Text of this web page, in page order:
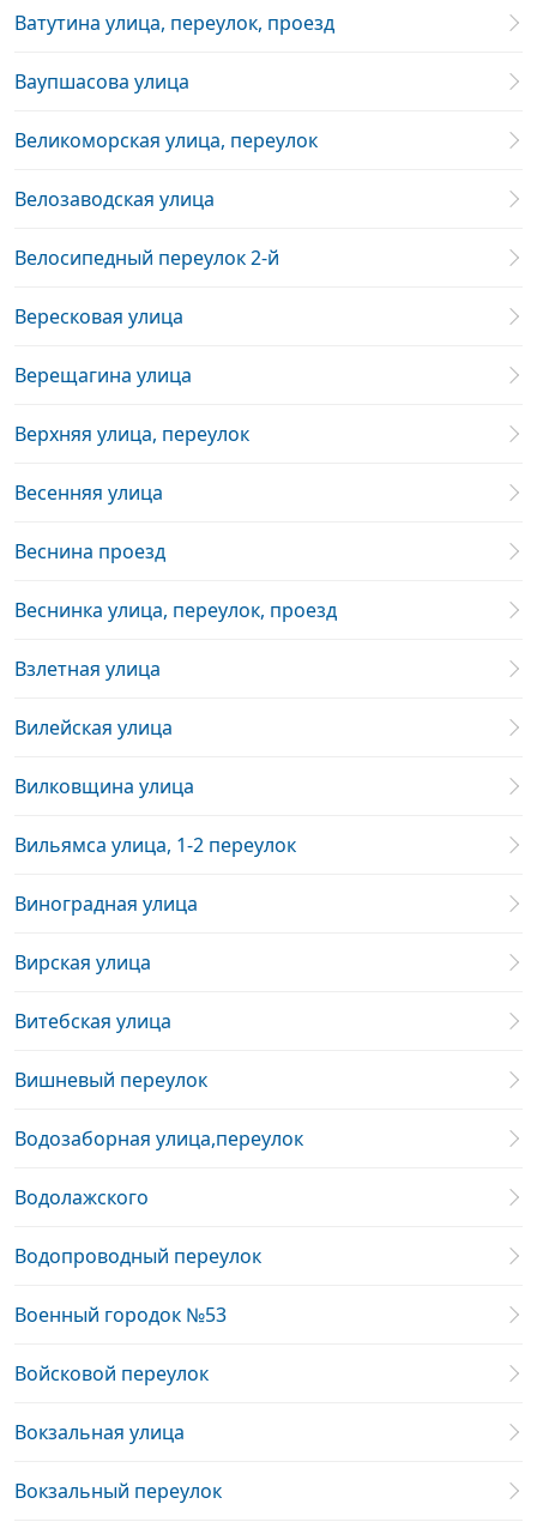
Ватутина улица, переулок, проезд
Ваупшасова улица
Великоморская улица, переулок
Велозаводская улица
Велосипедный переулок 2-й
Вересковая улица
Верещагина улица
Верхняя улица, переулок
Весенняя улица
Веснина проезд
Веснинка улица, переулок, проезд
Взлетная улица
Вилейская улица
Вилковщина улица
Вильямса улица, 1-2 переулок
Виноградная улица
Вирская улица
Витебская улица
Вишневый переулок
Водозаборная улица,переулок
Водолажского
Водопроводный переулок
Военный городок №53
Войсковой переулок
Вокзальная улица
Вокзальный переулок